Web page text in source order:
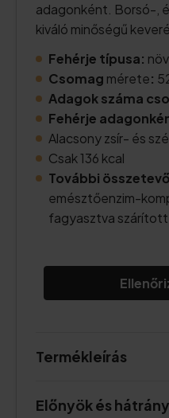
adagonként. Borsó-,
kiváló minőségű
Fehérje típusa:
Csomag mérete:
Adagok száma
Fehérje
Alacsony zsír- és
Csak 136 kcal
További
emésztőenzim-
fagyasztva szárított
Termékleírás
Előnyök és